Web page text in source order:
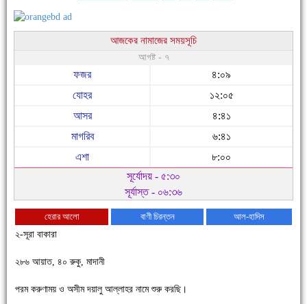
আজকের নামাজের সময়সূচি
আগষ্ট - ৭
ফজর
৪:০৯
যোহর
১২:০৫
আসর
৪:৪১
মাগরিব
৬:৪১
এশা
৮:০০
সূর্যোদয় - ৫:৩০
সূর্যাস্ত - ০৬:৩৬
হেরার আলো বাণী চিরন্তন
আল-হাদিস
২-সূরা বাকারা
২৮৬ আয়াত, ৪০ রুকু, মাদানী
পরম করুণাময় ও অসীম দয়ালু আল্লাহর নামে শুরু করছি।